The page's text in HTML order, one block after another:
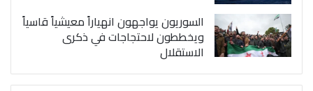
السوريون يواجهون انهياراً معيشياً قاسياً
ويخططون لاحتجاجات في ذكرى
الاستقلال